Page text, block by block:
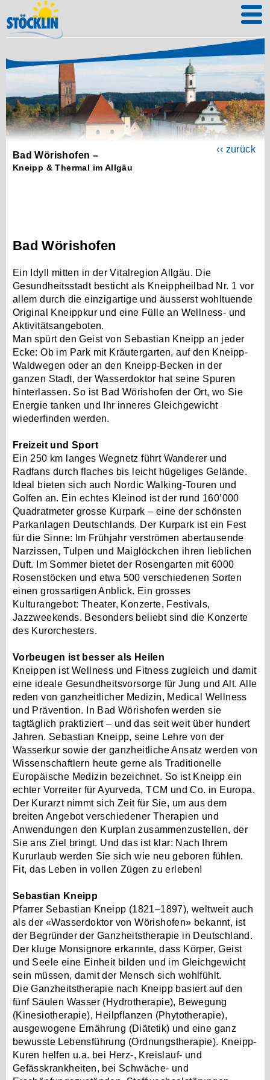
Bad Wörishofen –
Kneipp & Thermal im Allgäu
‹‹ zurück
Bad Wörishofen
Ein Idyll mitten in der Vitalregion Allgäu. Die
Gesundheitsstadt besticht als Kneippheilbad Nr. 1 vor
allem durch die einzigartige und äusserst wohltuende
Original Kneippkur und eine Fülle an Wellness- und
Aktivitätsangeboten.
Man spürt den Geist von Sebastian Kneipp an jeder
Ecke: Ob im Park mit Kräutergarten, auf den Kneipp-
Waldwegen oder an den Kneipp-Becken in der
ganzen Stadt, der Wasserdoktor hat seine Spuren
hinterlassen. So ist Bad Wörishofen der Ort, wo Sie
Energie tanken und Ihr inneres Gleichgewicht
wiederfinden werden.
Freizeit und Sport
Ein 250 km langes Wegnetz führt Wanderer und
Radfans durch flaches bis leicht hügeliges Gelände.
Ideal bieten sich auch Nordic Walking-Touren und
Golfen an. Ein echtes Kleinod ist der rund 160’000
Quadratmeter grosse Kurpark – eine der schönsten
Parkanlagen Deutschlands. Der Kurpark ist ein Fest
für die Sinne: Im Frühjahr verströmen abertausende
Narzissen, Tulpen und Maiglöckchen ihren lieblichen
Duft. Im Sommer bietet der Rosengarten mit 6000
Rosenstöcken und etwa 500 verschiedenen Sorten
einen grossartigen Anblick. Ein grosses
Kulturangebot: Theater, Konzerte, Festivals,
Jazzweekends. Besonders beliebt sind die Konzerte
des Kurorchesters.
Vorbeugen ist besser als Heilen
Kneippen ist Wellness und Fitness zugleich und damit
eine ideale Gesundheitsvorsorge für Jung und Alt. Alle
reden von ganzheitlicher Medizin, Medical Wellness
und Prävention. In Bad Wörishofen werden sie
tagtäglich praktiziert – und das seit weit über hundert
Jahren. Sebastian Kneipp, seine Lehre von der
Wasserkur sowie der ganzheitliche Ansatz werden von
Wissenschaftlern heute gerne als Traditionelle
Europäische Medizin bezeichnet. So ist Kneipp ein
echter Vorreiter für Ayurveda, TCM und Co. in Europa.
Der Kurarzt nimmt sich Zeit für Sie, um aus dem
breiten Angebot verschiedener Therapien und
Anwendungen den Kurplan zusammenzustellen, der
Sie ans Ziel bringt. Und das ist klar: Nach Ihrem
Kururlaub werden Sie sich wie neu geboren fühlen.
Fit, das Leben in vollen Zügen zu erleben!
Sebastian Kneipp
Pfarrer Sebastian Kneipp (1821–1897), weltweit auch
als der «Wasserdoktor von Wörishofen» bekannt, ist
der Begründer der Ganzheitstherapie in Deutschland.
Der kluge Monsignore erkannte, dass Körper, Geist
und Seele eine Einheit bilden und im Gleichgewicht
sein müssen, damit der Mensch sich wohlfühlt.
Die Ganzheitstherapie nach Kneipp basiert auf den
fünf Säulen Wasser (Hydrotherapie), Bewegung
(Kinesiotherapie), Heilpflanzen (Phytotherapie),
ausgewogene Ernährung (Diätetik) und eine ganz
bewusste Lebensführung (Ordnungstherapie). Kneipp-
Kuren helfen u.a. bei Herz-, Kreislauf- und
Gefässkrankheiten, bei Schwäche- und